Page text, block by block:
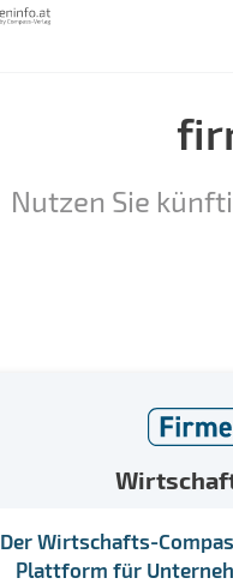
Nutzen Sie
Der Wirtschafts-
Plattform für